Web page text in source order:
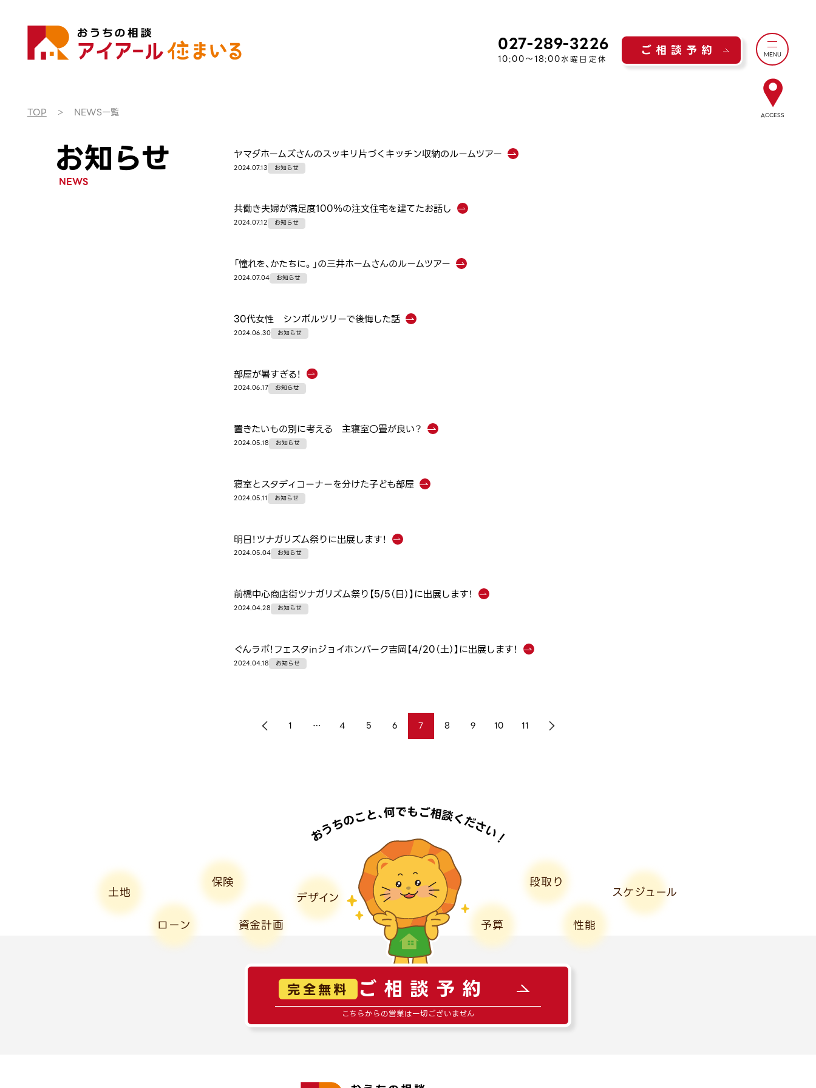
027-289-3226
10:00～18:00水曜日定休
ご相談予約 MENU
ACCESS
TOP NEWS一覧
お知らせ
NEWS
ヤマダホームズさんのスッキリ片づくキッチン収納のルームツアー
2024.07.13 お知らせ
共働き夫婦が満足度100％の注文住宅を建てたお話し
2024.07.12 お知らせ
「憧れを、かたちに。」の三井ホームさんのルームツアー
2024.07.04 お知らせ
30代女性 シンボルツリーで後悔した話
2024.06.30 お知らせ
部屋が暑すぎる！
2024.06.17 お知らせ
置きたいもの別に考える 主寝室〇畳が良い？
2024.05.18 お知らせ
寝室とスタディコーナーを分けた子ども部屋
2024.05.11 お知らせ
明日！ツナガリズム祭りに出展します！
2024.05.04 お知らせ
前橋中心商店街ツナガリズム祭り【5/5（日）】に出展します！
2024.04.28 お知らせ
ぐんラボ！フェスタinジョイホンパーク吉岡【4/20（土）】に出展します！
2024.04.18 お知らせ
1 … 4 5 6 7 8 9 10 11
土地
ローン
保険
資金計画
デザイン
予算
段取り
性能
スケジュール
完全無料 ご相談予約
こちらからの営業は一切ございません